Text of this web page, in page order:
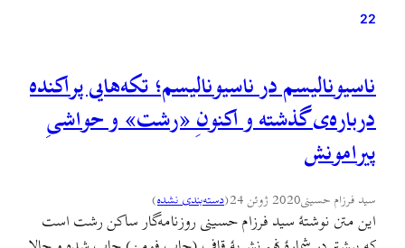
22
ناسیونالیسم در ناسیونالیسم؛ تکه‌هایی پراکنده
درباره‌ی گذشته و اکنونِ «رشت» و حواشیِ
پیرامونش
سید فرزام حسینی2020 ژوئن 24 (دسته‌بندی نشده)
این متن نوشتهٔ سید فرزام حسینی روزنامه‌گار ساکن رشت است